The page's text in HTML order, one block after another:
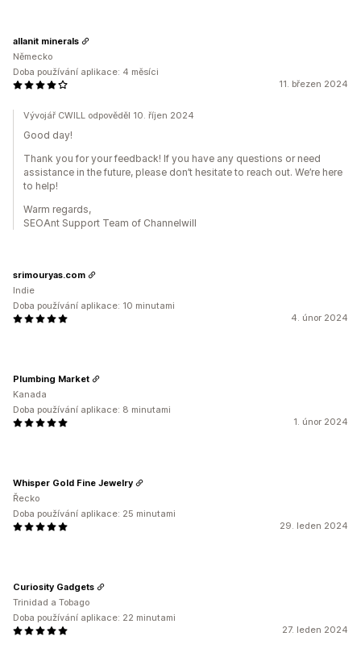
11. březen 2024
allanit minerals
Německo
Doba používání aplikace: 4 měsíci
Vývojář CWILL odpověděl 10. říjen 2024
Good day!
Thank you for your feedback! If you have any questions or need
assistance in the future, please don’t hesitate to reach out. We’re here
to help!
Warm regards,
SEOAnt Support Team of Channelwill
4. únor 2024
srimouryas.com
Indie
Doba používání aplikace: 10 minutami
1. únor 2024
Plumbing Market
Kanada
Doba používání aplikace: 8 minutami
29. leden 2024
Whisper Gold Fine Jewelry
Řecko
Doba používání aplikace: 25 minutami
27. leden 2024
Curiosity Gadgets
Trinidad a Tobago
Doba používání aplikace: 22 minutami